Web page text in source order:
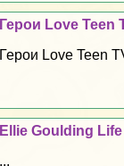
Герои Love Teen
Герои Love Teen
Ellie Goulding
...